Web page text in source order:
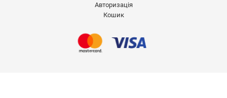
Авторизація
Кошик